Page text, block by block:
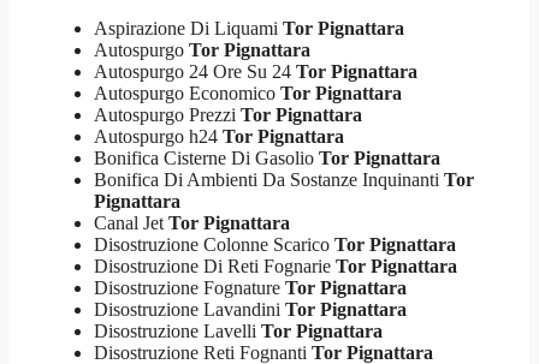
Aspirazione Di Liquami Tor Pignattara
Autospurgo Tor Pignattara
Autospurgo 24 Ore Su 24 Tor Pignattara
Autospurgo Economico Tor Pignattara
Autospurgo Prezzi Tor Pignattara
Autospurgo h24 Tor Pignattara
Bonifica Cisterne Di Gasolio Tor Pignattara
Bonifica Di Ambienti Da Sostanze Inquinanti Tor
Pignattara
Canal Jet Tor Pignattara
Disostruzione Colonne Scarico Tor Pignattara
Disostruzione Di Reti Fognarie Tor Pignattara
Disostruzione Fognature Tor Pignattara
Disostruzione Lavandini Tor Pignattara
Disostruzione Lavelli Tor Pignattara
Disostruzione Reti Fognanti Tor Pignattara